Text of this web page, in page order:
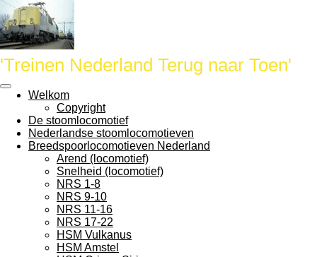
Ga
direct
naar
de
hoofdinhoud
'Treinen Nederland Terug naar Toen'
Welkom
Copyright
De stoomlocomotief
Nederlandse stoomlocomotieven
Breedspoorlocomotieven Nederland
Arend (locomotief)
Snelheid (locomotief)
NRS 1-8
NRS 9-10
NRS 11-16
NRS 17-22
HSM Vulkanus
HSM Amstel